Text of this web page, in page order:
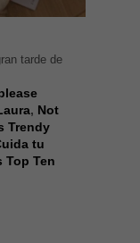
tarde de
, Not
Trendy
tu
Top Ten